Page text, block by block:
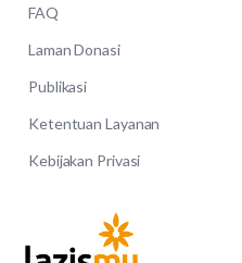
FAQ
Laman Donasi
Publikasi
Ketentuan Layanan
Kebijakan Privasi